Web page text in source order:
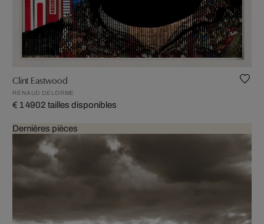
Clint Eastwood
RENAUD DELORME
€ 1 4902 tailles disponibles
Dernières pièces